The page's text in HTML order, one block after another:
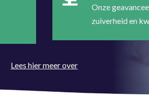
Onze
zuiverheid en
Lees hier meer over